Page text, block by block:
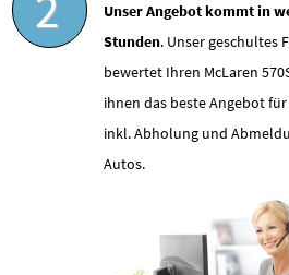
Unser Angebot kommt in
Stunden. Unser geschultes
bewertet Ihren McLaren
ihnen das beste Angebot
inkl. Abholung und
Autos.